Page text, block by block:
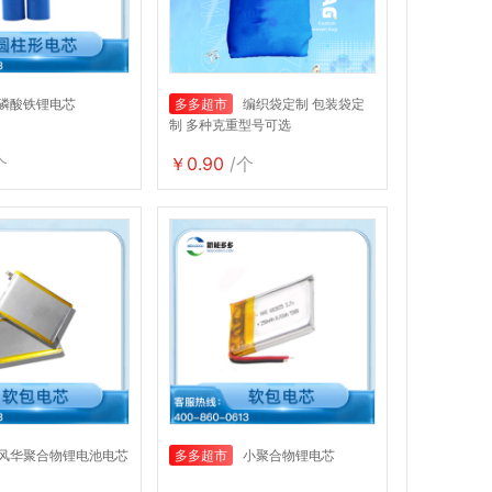
酸铁锂电芯 多多超市
编织袋定制 包装袋定
制 多种克重型号可选
￥0.90 /个
华聚合物锂电池电芯 多多超市 小聚合物锂电芯